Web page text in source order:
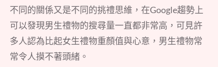
不同的關係又是不同的挑禮思維，在Google趨勢上
可以發現男生禮物的搜尋量一直都非常高，可見許
多人認為比起女生禮物重顏值與心意，男生禮物常
常令人摸不著頭緒。